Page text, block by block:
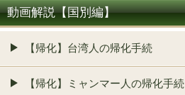
動画解説【国別編】
【帰化】台湾人の帰化手続
【帰化】ミャンマー人の帰化手続